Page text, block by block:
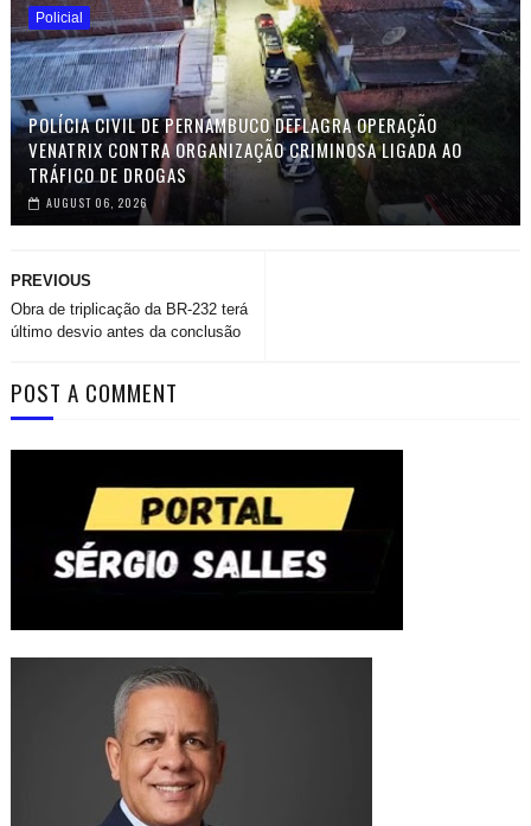
Policial
POLÍCIA CIVIL DE PERNAMBUCO DEFLAGRA OPERAÇÃO
VENATRIX CONTRA ORGANIZAÇÃO CRIMINOSA LIGADA AO
TRÁFICO DE DROGAS
AUGUST 06, 2026
PREVIOUS
Obra de triplicação da BR-232 terá
último desvio antes da conclusão
POST A COMMENT